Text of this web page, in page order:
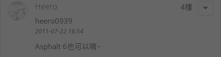
4
Heero
heero0939
2011-07-22 16:54
Asphalt 6也可以唷~